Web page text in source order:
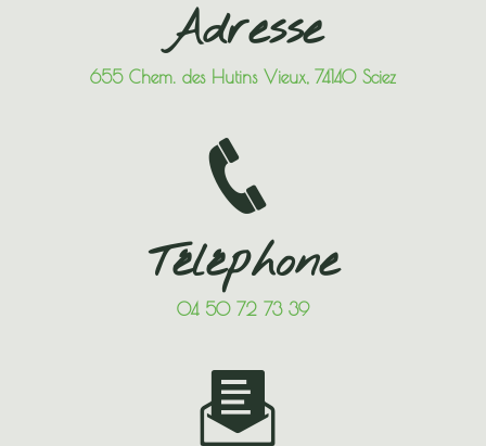
Adresse
655 Chem. des Hutins Vieux, 74140 Sciez
Téléphone
04 50 72 73 39